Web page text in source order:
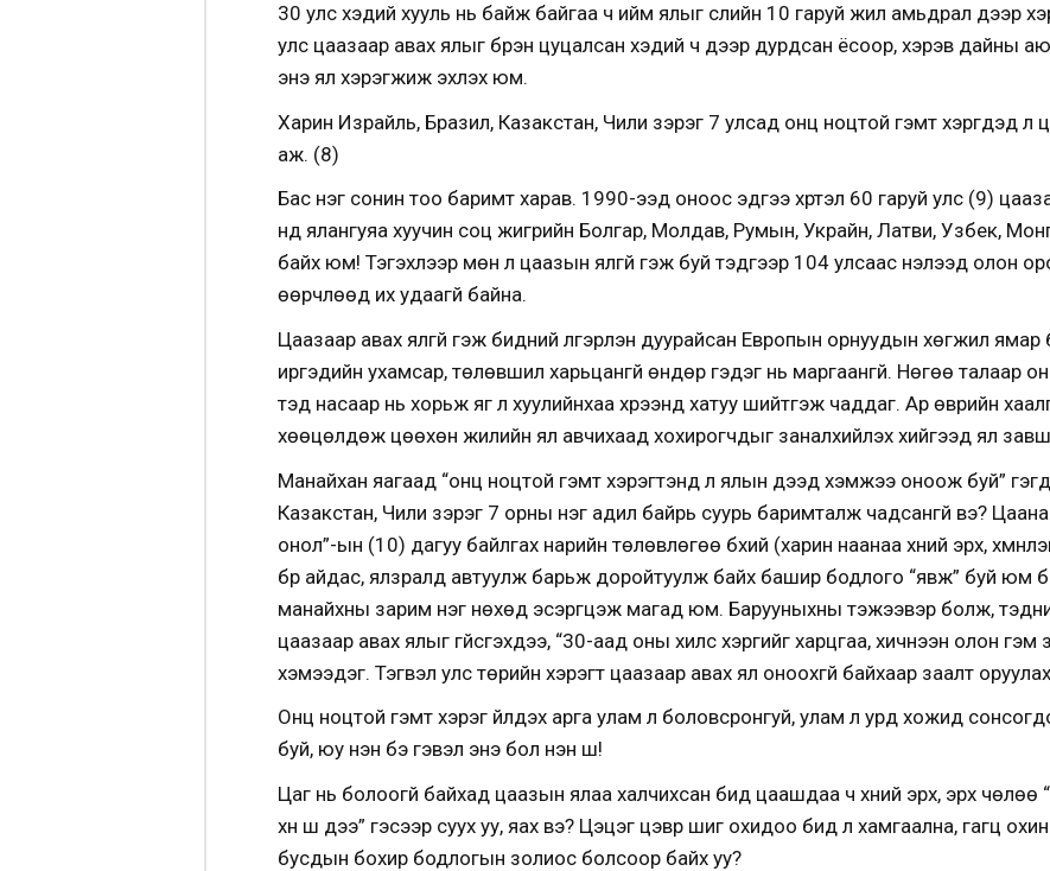
30 улс хэдий хууль нь байж байгаа ч ийм ялыг сүүлийн 10 гаруй жил амьдрал дээр
улс цаазаар авах ялыг бүрэн цуцалсан хэдий ч дээр дурдсан ёсоор, хэрэв дайны
энэ ял хэрэгжиж эхлэх юм.
Харин Израйль, Бразил, Казакстан, Чили зэрэг 7 улсад онц ноцтой гэмт хэргүүдэд
аж. (8)
Бас нэг сонин тоо баримт харав. 1990-ээд оноос эдүгээ хүртэл 60 гаруй улс (9)
үүнд ялангуяа хуучин соц жигүүрийн Болгар, Молдав, Румын, Украйн, Латви, Узбек,
байх юм! Тэгэхлээр мөн л цаазын ялгүй гэж буй тэдгээр 104 улсаас нэлээд олон
өөрчлөөд их удаагүй байна.
Цаазаар авах ялгүй гэж бидний үлгэрлэн дуурайсан Европын орнуудын хөгжил
иргэдийн ухамсар, төлөвшил харьцангүй өндөр гэдэг нь маргаангүй. Нөгөө талаар
тэд насаар нь хорьж яг л хуулийнхаа хүрээнд хатуу шийтгэж чаддаг. Ар өврийн
хөөцөлдөж цөөхөн жилийн ял авчихаад хохирогчдыг заналхийлэх хийгээд ял
Манайхан яагаад “онц ноцтой гэмт хэрэгтэнд л ялын дээд хэмжээ оноож буй”
Казакстан, Чили зэрэг 7 орны нэг адил байрь суурь баримталж чадсангүй вэ?
онол”-ын (10) дагуу байлгах нарийн төлөвлөгөө бүхий (харин наанаа хүний эрх,
бүр айдас, ялзралд автуулж барьж доройтуулж байх башир бодлого “явж” буй юм
манайхны зарим нэг нөхөд эсэргүүцэж магад юм. Барууныхны тэжээвэр болж,
цаазаар авах ялыг үгүйсгэхдээ, “30-аад оны хилс хэргийг харцгаа, хичнээн олон гэм
хэмээдэг. Тэгвэл улс төрийн хэрэгт цаазаар авах ял оноохгүй байхаар заалт
Онц ноцтой гэмт хэрэг үйлдэх арга улам л боловсронгуй, улам л урд хожид
буй, юу үнэн бэ гэвэл энэ бол үнэн шүү!
Цаг нь болоогүй байхад цаазын ялаа халчихсан бид цаашдаа ч хүний эрх, эрх чөлөө
хүн ш дээ” гэсээр суух уу, яах вэ? Цэцэг цэврүү шиг охидоо бид л хамгаална, гагц охин
бусдын бохир бодлогын золиос болсоор байх уу?